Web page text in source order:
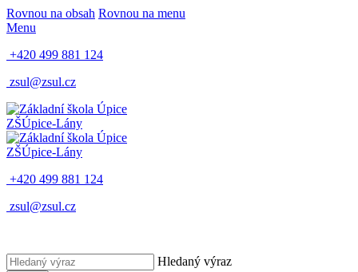
Rovnou na obsah Rovnou na menu
Menu
+420 499 881 124
zsul@zsul.cz
ZŠÚpice-Lány
ZŠÚpice-Lány
+420 499 881 124
zsul@zsul.cz
Hledaný výraz